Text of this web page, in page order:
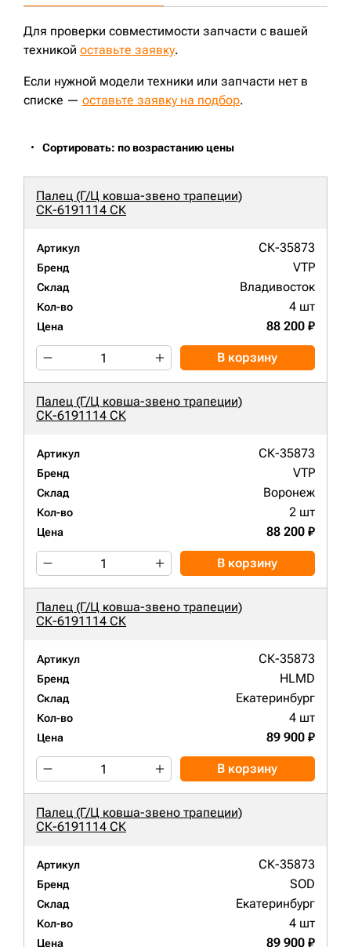
Для проверки совместимости запчасти с вашей
техникой оставьте заявку.
Если нужной модели техники или запчасти нет в
списке — оставьте заявку на подбор.
Сортировать: по возрастанию цены
Палец (Г/Ц ковша-звено трапеции)
СК-6191114 СК
Артикул СК-35873
Бренд VTP
Склад Владивосток
Кол-во 4 шт
Цена 88 200 ₽
В корзину
Палец (Г/Ц ковша-звено трапеции)
СК-6191114 СК
Артикул СК-35873
Бренд VTP
Склад Воронеж
Кол-во 2 шт
Цена 88 200 ₽
В корзину
Палец (Г/Ц ковша-звено трапеции)
СК-6191114 СК
Артикул СК-35873
Бренд HLMD
Склад Екатеринбург
Кол-во 4 шт
Цена 89 900 ₽
В корзину
Палец (Г/Ц ковша-звено трапеции)
СК-6191114 СК
Артикул СК-35873
Бренд SOD
Склад Екатеринбург
Кол-во 4 шт
Цена 89 900 ₽